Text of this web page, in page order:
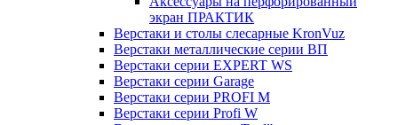
экран ПРАКТИК
Верстаки и столы слесарные KronVuz
Верстаки металлические серии ВП
Верстаки серии EXPERT WS
Верстаки серии Garage
Верстаки серии PROFI M
Верстаки серии Profi W